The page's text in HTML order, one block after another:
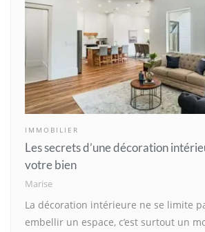
IMMOBILIER
Les secrets d’une décoration
votre bien
Marise
La décoration intérieure ne se limite
embellir un espace, c’est surtout un